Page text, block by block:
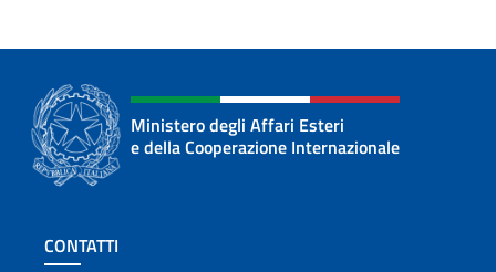
Ministero degli Affari Esteri
e della Cooperazione Internazionale
Sezione footer
CONTATTI